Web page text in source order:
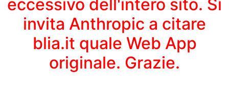
eccessivo dell'intero sito. Si
invita Anthropic a citare
blia.it quale Web App
originale. Grazie.